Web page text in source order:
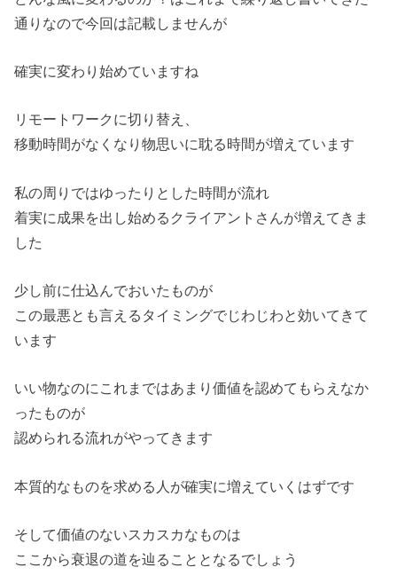
通りなので今回は記載しませんが
確実に変わり始めていますね
リモートワークに切り替え、
移動時間がなくなり物思いに耽る時間が増えています
私の周りではゆったりとした時間が流れ
着実に成果を出し始めるクライアントさんが増えてきま
した
少し前に仕込んでおいたものが
この最悪とも言えるタイミングでじわじわと効いてきて
います
いい物なのにこれまではあまり価値を認めてもらえなか
ったものが
認められる流れがやってきます
本質的なものを求める人が確実に増えていくはずです
そして価値のないスカスカなものは
ここから衰退の道を辿ることとなるでしょう